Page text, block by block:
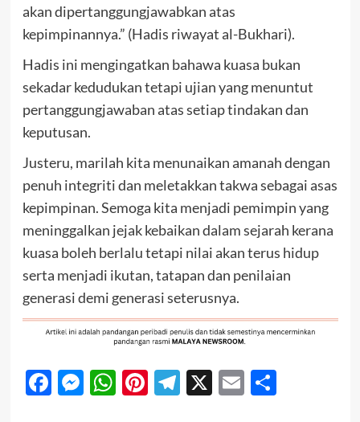
akan dipertanggungjawabkan atas
kepimpinannya.” (Hadis riwayat al-Bukhari).
Hadis ini mengingatkan bahawa kuasa bukan
sekadar kedudukan tetapi ujian yang menuntut
pertanggungjawaban atas setiap tindakan dan
keputusan.
Justeru, marilah kita menunaikan amanah dengan
penuh integriti dan meletakkan takwa sebagai asas
kepimpinan. Semoga kita menjadi pemimpin yang
meninggalkan jejak kebaikan dalam sejarah kerana
kuasa boleh berlalu tetapi nilai akan terus hidup
serta menjadi ikutan, tatapan dan penilaian
generasi demi generasi seterusnya.
Facebook
Messenger
WhatsApp
Pinterest
Telegram
X EmailShare